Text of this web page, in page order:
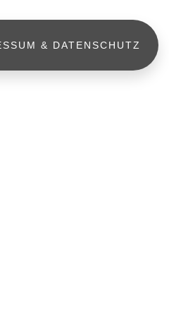
& DATENSCHUTZ